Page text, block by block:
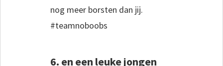
nog meer borsten dan jij.
#teamnoboobs
6. en een leuke jongen